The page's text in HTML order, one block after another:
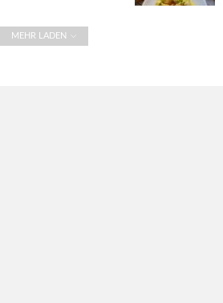
MEHR LADEN